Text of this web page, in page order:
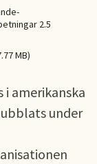
2.5
MB)
i amerikanska
under